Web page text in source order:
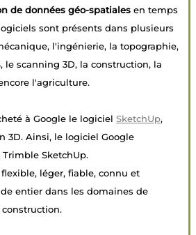
de données géo-spatiales en temps
sont présents dans plusieurs
l'ingénierie, la topographie,
le scanning 3D, la construction, la
l'agriculture.
à Google le logiciel SketchUp,
3D. Ainsi, le logiciel Google
SketchUp.
léger, fiable, connu et
entier dans les domaines de